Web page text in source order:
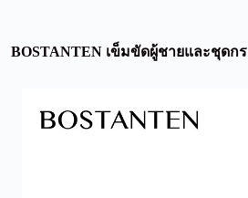
BOSTANTEN เข็มขัดผู้ชายและชุดก